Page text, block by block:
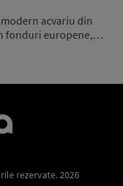
acvariu din
fonduri europene,…
rezervate. 2026